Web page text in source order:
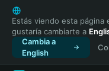
English
日本語
Tiếng Việt
Русский
Español (Latinoamérica)
Estás viendo esta página
gustaría cambiarte a
Cambia a
English